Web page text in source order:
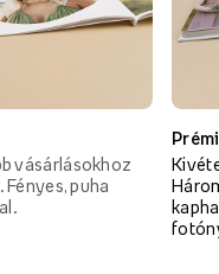
vásárlásokhoz
Fényes, puha